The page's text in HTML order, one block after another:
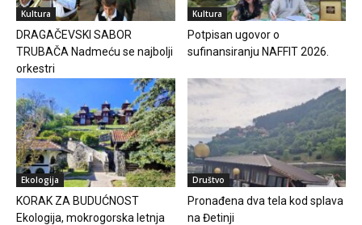
Kultura
DRAGAČEVSKI SABOR
TRUBAČA Nadmeću se najbolji
orkestri
Kultura
Potpisan ugovor o
sufinansiranju NAFFIT 2026.
Ekologija
KORAK ZA BUDUĆNOST
Ekologija, mokrogorska letnja
Društvo
Pronađena dva tela kod splava
na Đetinji